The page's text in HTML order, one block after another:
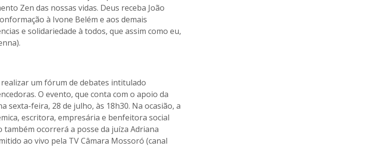
Zen das nossas vidas. Deus receba João
à Ivone Belém e aos demais
e solidariedade à todos, que assim como eu,
realizar um fórum de debates intitulado
O evento, que conta com o apoio da
sexta-feira, 28 de julho, às 18h30. Na ocasião, a
escritora, empresária e benfeitora social
ocorrerá a posse da juíza Adriana
ao vivo pela TV Câmara Mossoró (canal